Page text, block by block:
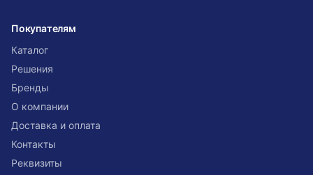
Покупателям
Каталог
Решения
Бренды
О компании
Доставка и оплата
Контакты
Реквизиты